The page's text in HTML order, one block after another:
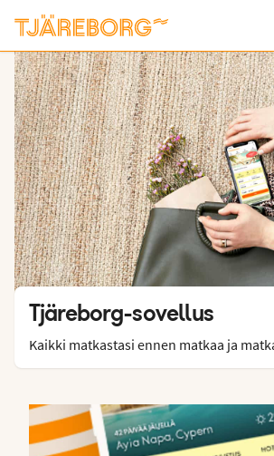
Tjäreborg-sovellus
Kaikki matkastasi ennen matkaa ja